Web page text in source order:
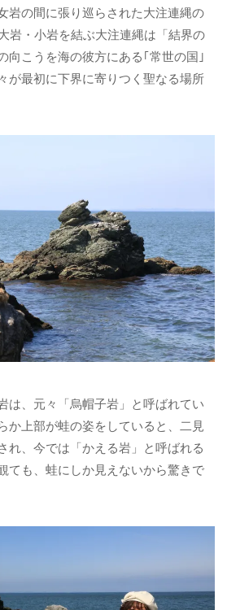
岩の間に張り巡らされた大注連縄の
岩・小岩を結ぶ大注連縄は「結界の
向こうを海の彼方にある｢常世の国｣
が最初に下界に寄りつく聖なる場所
は、元々「烏帽子岩」と呼ばれてい
か上部が蛙の姿をしていると、二見
れ、今では「かえる岩」と呼ばれる
ても、蛙にしか見えないから驚きで